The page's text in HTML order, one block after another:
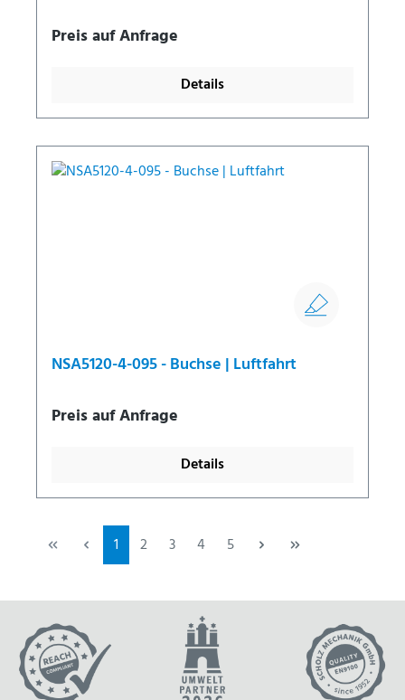
Preis auf Anfrage
Details
NSA5120-4-095 - Buchse | Luftfahrt
Preis auf Anfrage
Details
1 2 3 4 5